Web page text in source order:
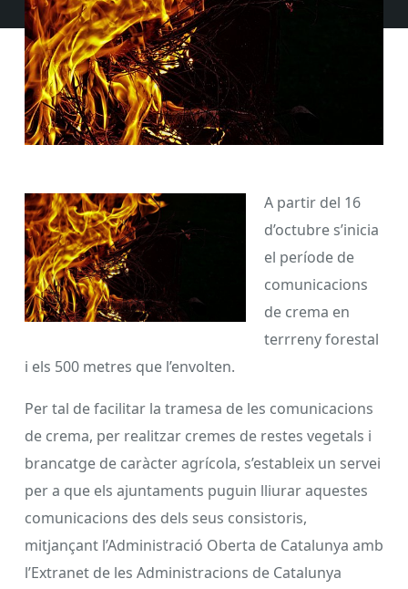
A partir del 16
d’octubre s’inicia
el període de
comunicacions
de crema en
terrreny forestal
i els 500 metres que l’envolten.
Per tal de facilitar la tramesa de les comunicacions
de crema, per realitzar cremes de restes vegetals i
brancatge de caràcter agrícola, s’estableix un servei
per a que els ajuntaments puguin lliurar aquestes
comunicacions des dels seus consistoris,
mitjançant l’Administració Oberta de Catalunya amb
l’Extranet de les Administracions de Catalunya